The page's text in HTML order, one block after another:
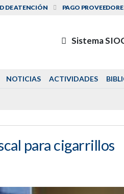
DE ATENCIÓN PAGO
Sistema
NOTICIAS ACTIVIDADES
para cigarrillos